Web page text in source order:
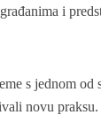
i
s jednom od
novu